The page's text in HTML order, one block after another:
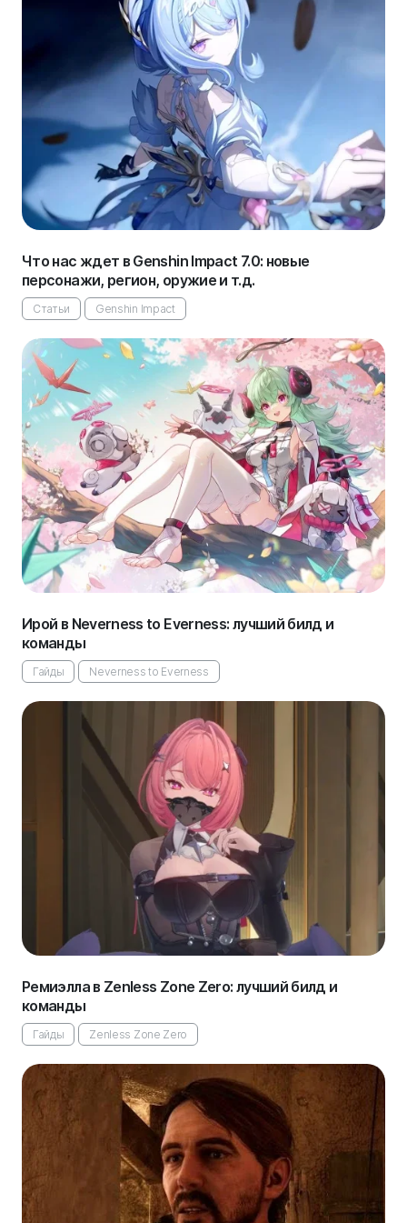
Что нас ждет в Genshin Impact 7.0: новые
персонажи, регион, оружие и т.д.
Статьи Genshin Impact
Ирой в Neverness to Everness: лучший билд и
команды
Гайды Neverness to Everness
Ремиэлла в Zenless Zone Zero: лучший билд и
команды
Гайды Zenless Zone Zero